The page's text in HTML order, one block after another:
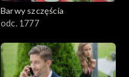
Barwy szczęścia
odc. 1777